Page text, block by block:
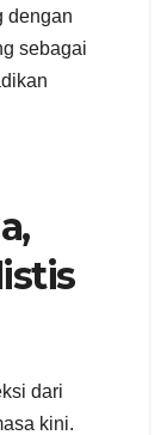
dengan
sebagai
dari
kini.